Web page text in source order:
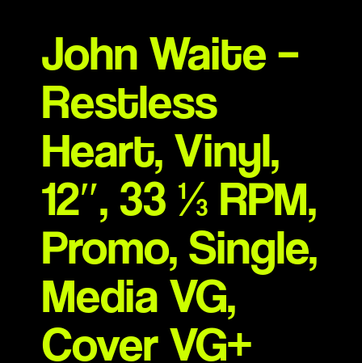
John Waite –
Restless
Heart, Vinyl,
12″, 33 ⅓ RPM,
Promo, Single,
Media VG,
Cover VG+